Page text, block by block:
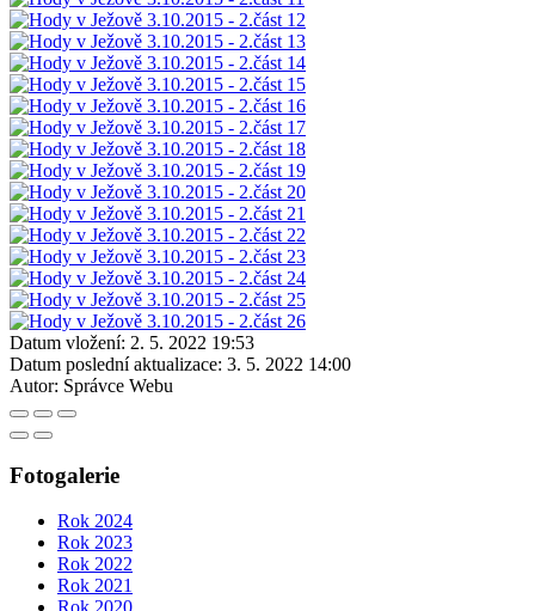
Datum vložení: 2. 5. 2022 19:53
Datum poslední aktualizace: 3. 5. 2022 14:00
Autor: Správce Webu
Fotogalerie
Rok 2024
Rok 2023
Rok 2022
Rok 2021